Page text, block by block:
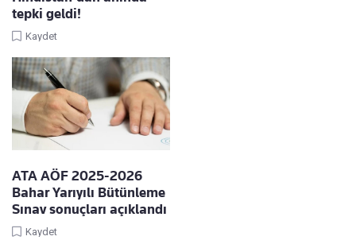
tepki geldi!
Kaydet
ATA AÖF 2025-2026
Bahar Yarıyılı Bütünleme
Sınav sonuçları açıklandı
Kaydet